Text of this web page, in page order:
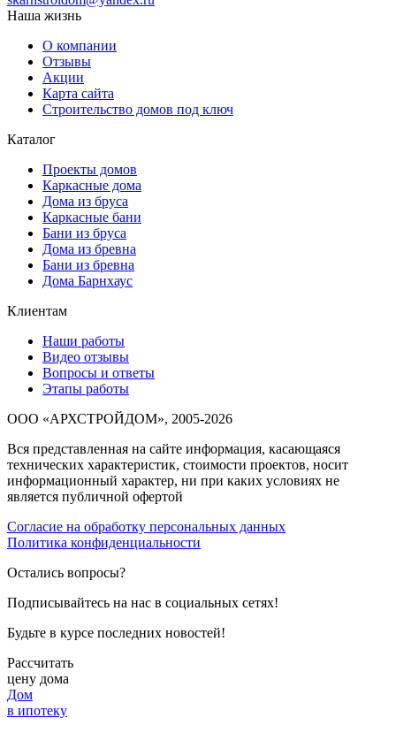
Наша жизнь
О компании
Отзывы
Акции
Карта сайта
Строительство домов под ключ
Каталог
Проекты домов
Каркасные дома
Дома из бруса
Каркасные бани
Бани из бруса
Дома из бревна
Бани из бревна
Дома Барнхаус
Клиентам
Наши работы
Видео отзывы
Вопросы и ответы
Этапы работы
ООО «АРХСТРОЙДОМ», 2005-2026
Вся представленная на сайте информация, касающаяся
технических характеристик, стоимости проектов, носит
информационный характер, ни при каких условиях не
является публичной офертой
Согласие на обработку персональных данных
Политика конфиденциальности
Остались вопросы?
Подписывайтесь на нас в социальных сетях!
Будьте в курсе последних новостей!
Рассчитать
цену дома
Дом
в ипотеку